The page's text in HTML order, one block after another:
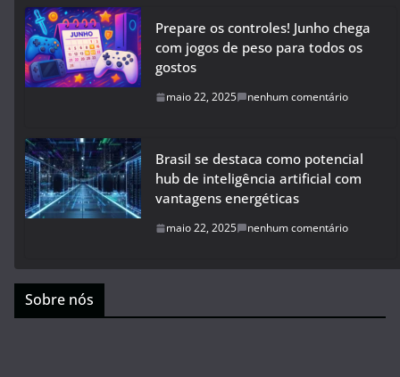
Prepare os controles! Junho chega
com jogos de peso para todos os
gostos
maio 22, 2025 nenhum comentário
Brasil se destaca como potencial
hub de inteligência artificial com
vantagens energéticas
maio 22, 2025 nenhum comentário
Sobre nós